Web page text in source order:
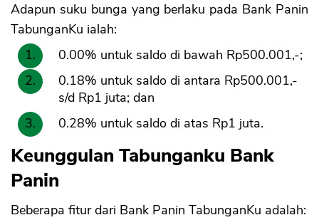
Adapun suku bunga yang berlaku pada Bank Panin
TabunganKu ialah:
0.00% untuk saldo di bawah Rp500.001,-;
0.18% untuk saldo di antara Rp500.001,-
s/d Rp1 juta; dan
0.28% untuk saldo di atas Rp1 juta.
Keunggulan Tabunganku Bank
Panin
Beberapa fitur dari Bank Panin TabunganKu adalah:
OK
CANCEL